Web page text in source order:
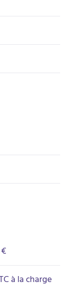
à la charge